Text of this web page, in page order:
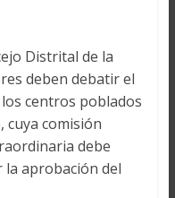
Distrital de la
deben debatir el
centros poblados
cuya comisión
debe
la aprobación del